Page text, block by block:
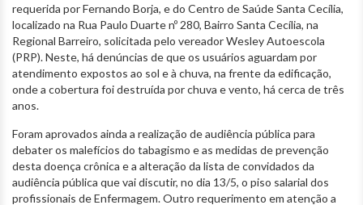
requerida por Fernando Borja, e do Centro de Saúde Santa Cecília,
localizado na Rua Paulo Duarte nº 280, Bairro Santa Cecília, na
Regional Barreiro, solicitada pelo vereador Wesley Autoescola
(PRP). Neste, há denúncias de que os usuários aguardam por
atendimento expostos ao sol e à chuva, na frente da edificação,
onde a cobertura foi destruída por chuva e vento, há cerca de três
anos.
Foram aprovados ainda a realização de audiência pública para
debater os malefícios do tabagismo e as medidas de prevenção
desta doença crônica e a alteração da lista de convidados da
audiência pública que vai discutir, no dia 13/5, o piso salarial dos
profissionais de Enfermagem. Outro requerimento em atenção a